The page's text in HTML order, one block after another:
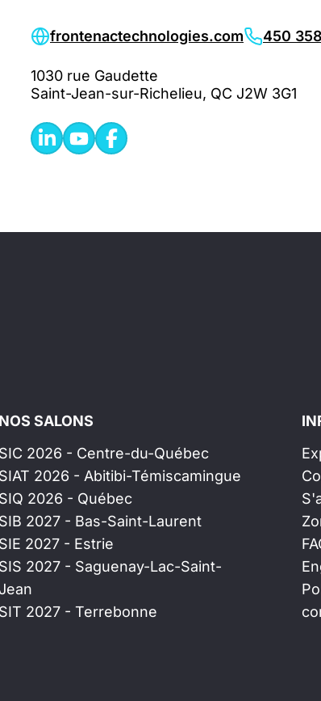
frontenactechnologies.com 450
1030 rue Gaudette
Saint-Jean-sur-Richelieu, QC J2W 3G1
NOS SALONS
SIC 2026 - Centre-du-Québec
SIAT 2026 - Abitibi-Témiscamingue
SIQ 2026 - Québec
SIB 2027 - Bas-Saint-Laurent
SIE 2027 - Estrie
SIS 2027 - Saguenay-Lac-Saint-
Jean
SIT 2027 - Terrebonne